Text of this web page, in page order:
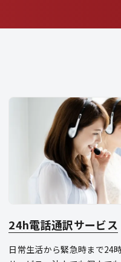
24h電話通訳サービス
日常生活から緊急時まで24